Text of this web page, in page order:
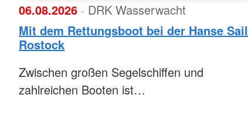
06.08.2026 · DRK Wasserwacht
Mit dem Rettungsboot bei der Hanse Sail
Rostock
Zwischen großen Segelschiffen und
zahlreichen Booten ist…